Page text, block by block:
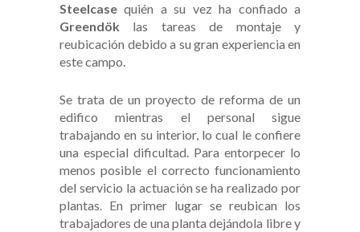
Steelcase quién a su vez ha confiado a
Greendök las tareas de montaje y
reubicación debido a su gran experiencia en
este campo.
Se trata de un proyecto de reforma de un
edifico mientras el personal sigue
trabajando en su interior, lo cual le confiere
una especial dificultad. Para entorpecer lo
menos posible el correcto funcionamiento
del servicio la actuación se ha realizado por
plantas. En primer lugar se reubican los
trabajadores de una planta dejándola libre y